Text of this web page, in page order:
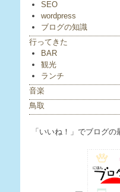
SEO
wordpress
ブログの知識
行ってきた
BAR
観光
ランチ
音楽
鳥取
「いいね！」でブログの